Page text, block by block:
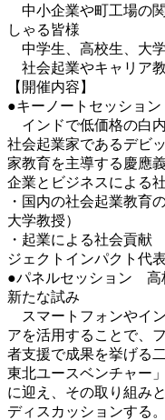
中小企業や町工場の
しゃる皆様
中学生、高校生、大
社会起業やキャリア
【開催内容】
●キーノートセッション
インドで低価格の白
社会起業家であるデビ
家教育を主導する慶應
企業とビジネスによる
・国内の社会起業教
大学教授）
・起業による社会貢
ジェクトインパクト代
●パネルセッション 高
新たな試み
スマートフォンやイ
アを活用することで、
者支援で成果を挙げる
東北ユースベンチャー
に迎え、その取り組み
ディスカッションする。